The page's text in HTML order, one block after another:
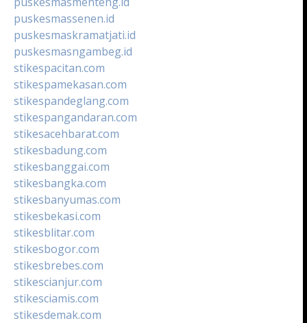
puskesmassenen.id
puskesmaskramatjati.id
puskesmasngambeg.id
stikespacitan.com
stikespamekasan.com
stikespandeglang.com
stikespangandaran.com
stikesacehbarat.com
stikesbadung.com
stikesbanggai.com
stikesbangka.com
stikesbanyumas.com
stikesbekasi.com
stikesblitar.com
stikesbogor.com
stikesbrebes.com
stikescianjur.com
stikesciamis.com
stikesdemak.com